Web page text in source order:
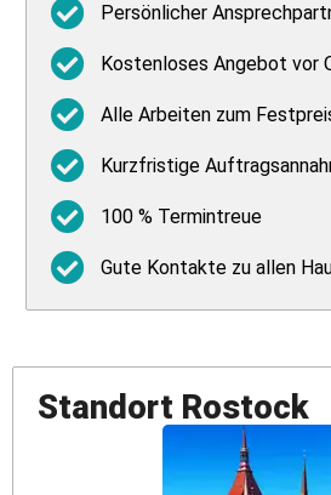
Persönlicher
Kostenloses Angebot vor
Alle Arbeiten zum
Kurzfristige
100 % Termintreue
Gute Kontakte zu allen
Standort Rostock